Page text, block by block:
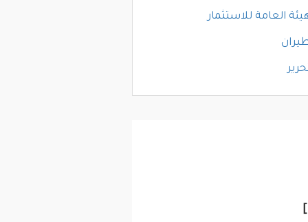
العامة للاستثمار